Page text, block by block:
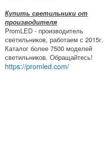
Купить светильники от
производителя
PromLED - производитель
светильников, работаем с 2015г.
Каталог более 7500 моделей
светильников. Обращайтесь!
https://promled.com/